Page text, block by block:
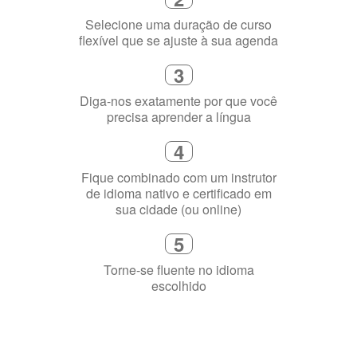
Selecione uma duração de curso
flexível que se ajuste à sua agenda
3
Diga-nos exatamente por que você
precisa aprender a língua
4
Fique combinado com um instrutor
de idioma nativo e certificado em
sua cidade (ou online)
5
Torne-se fluente no idioma
escolhido